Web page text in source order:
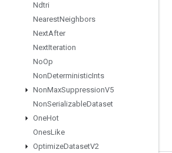
Ndtri
NearestNeighbors
NextAfter
NextIteration
NoOp
NonDeterministicInts
NonMaxSuppressionV5
NonSerializableDataset
OneHot
OnesLike
OptimizeDatasetV2